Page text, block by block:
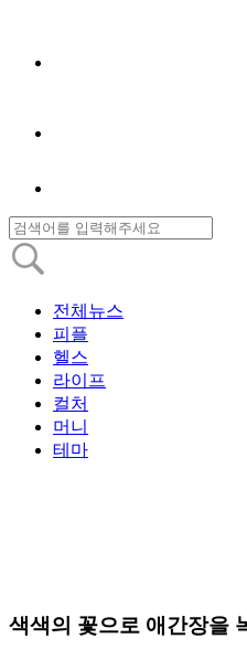
전체뉴스
피플
헬스
라이프
컬처
머니
테마
색색의 꽃으로 애간장을